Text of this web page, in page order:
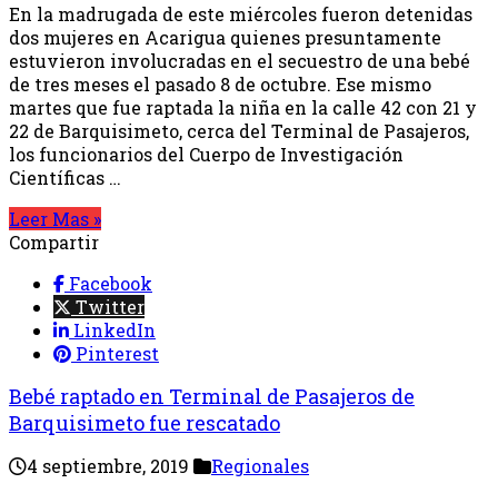
En la madrugada de este miércoles fueron detenidas
dos mujeres en Acarigua quienes presuntamente
estuvieron involucradas en el secuestro de una bebé
de tres meses el pasado 8 de octubre. Ese mismo
martes que fue raptada la niña en la calle 42 con 21 y
22 de Barquisimeto, cerca del Terminal de Pasajeros,
los funcionarios del Cuerpo de Investigación
Científicas …
Leer Mas »
Compartir
Facebook
Twitter
LinkedIn
Pinterest
Bebé raptado en Terminal de Pasajeros de
Barquisimeto fue rescatado
4 septiembre, 2019
Regionales